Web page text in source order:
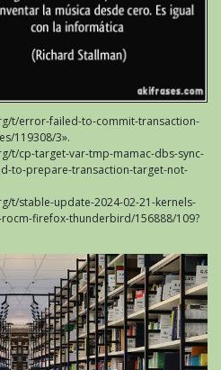
t/error-failed-to-commit-transaction-
119308/3».
t/cp-target-var-tmp-mamac-dbs-sync-
to-prepare-transaction-target-not-
t/stable-update-2024-02-21-kernels-
firefox-thunderbird/156888/109?